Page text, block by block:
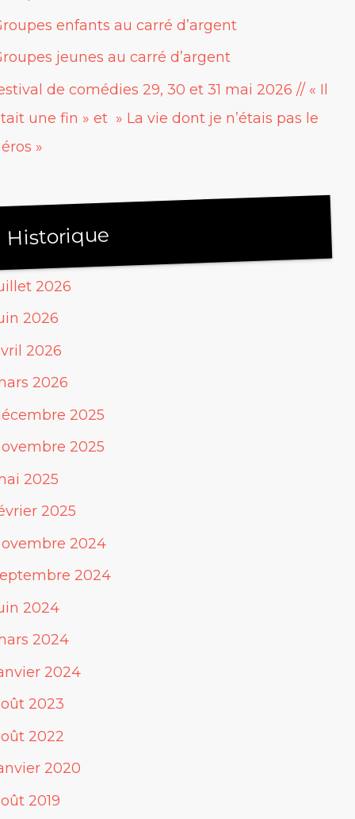
enfants au carré d’argent
jeunes au carré d’argent
de comédies 29, 30 et 31 mai 2026 // « Il
une fin » et » La vie dont je n’étais pas le
»
Historique
2026
2026
2026
2026
2025
2025
2025
2025
2024
2024
2024
2024
2024
2023
2022
2020
2019